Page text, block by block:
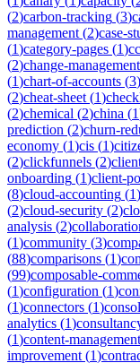
(2)carbon-tracking (3)
management (2)case-
(1)category-pages (1)
(2)change-management
(1)chart-of-accounts (3)
(2)cheat-sheet (1)
(2)chemical (2)china (1
prediction (2)churn-
economy (1)cis (1)
(2)clickfunnels (2)
onboarding (1)client-
(8)cloud-accounting (1)
(2)cloud-security (2)
analysis (2)
(1)community (3)
(88)comparisons (1)
(99)composable-
(1)configuration (1)
(1)connectors (1)
analytics (1)
(1)content-management
improvement (1)